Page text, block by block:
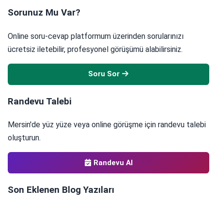
Sorunuz Mu Var?
Online soru-cevap platformum üzerinden sorularınızı
ücretsiz iletebilir, profesyonel görüşümü alabilirsiniz.
Soru Sor
Randevu Talebi
Mersin'de yüz yüze veya online görüşme için randevu talebi
oluşturun.
Randevu Al
Son Eklenen Blog Yazıları